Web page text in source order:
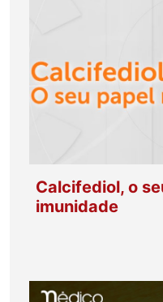
Calcifediol, o
imunidade